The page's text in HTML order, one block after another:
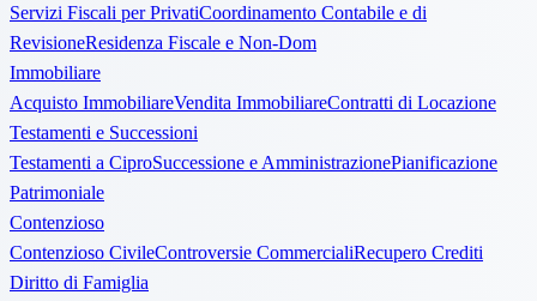
Servizi Fiscali per PrivatiCoordinamento Contabile e di
RevisioneResidenza Fiscale e Non-Dom
Immobiliare
Acquisto ImmobiliareVendita ImmobiliareContratti di Locazione
Testamenti e Successioni
Testamenti a CiproSuccessione e AmministrazionePianificazione
Patrimoniale
Contenzioso
Contenzioso CivileControversie CommercialiRecupero Crediti
Diritto di Famiglia